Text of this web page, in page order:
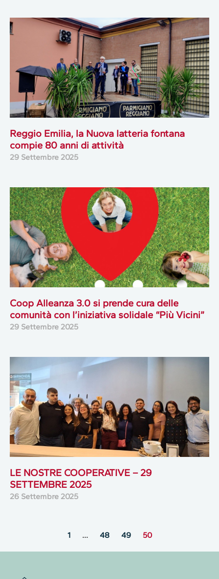
Reggio Emilia, la Nuova latteria fontana
compie 80 anni di attività
29 Settembre 2025
Coop Alleanza 3.0 si prende cura delle
comunità con l’iniziativa solidale “Più Vicini”
29 Settembre 2025
LE NOSTRE COOPERATIVE – 29
SETTEMBRE 2025
26 Settembre 2025
1 … 48 49 50